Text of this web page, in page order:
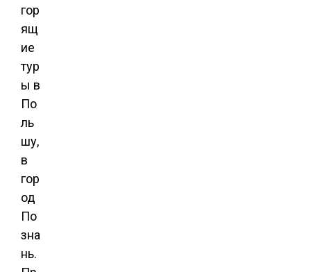
гор
ящ
ие
тур
ы в
По
ль
шу,
в
гор
од
По
зна
нь.